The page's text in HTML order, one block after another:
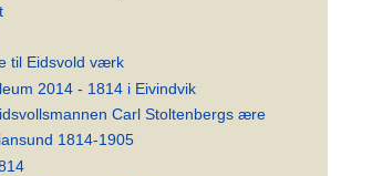
til Eidsvold værk
2014 - 1814 i Eivindvik
Carl Stoltenbergs ære
1814-1905